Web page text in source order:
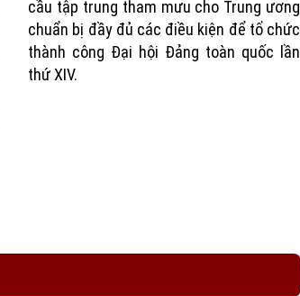
cầu tập trung tham mưu cho Trung ương
chuẩn bị đầy đủ các điều kiện để tổ chức
thành công Đại hội Đảng toàn quốc lần
thứ XIV.